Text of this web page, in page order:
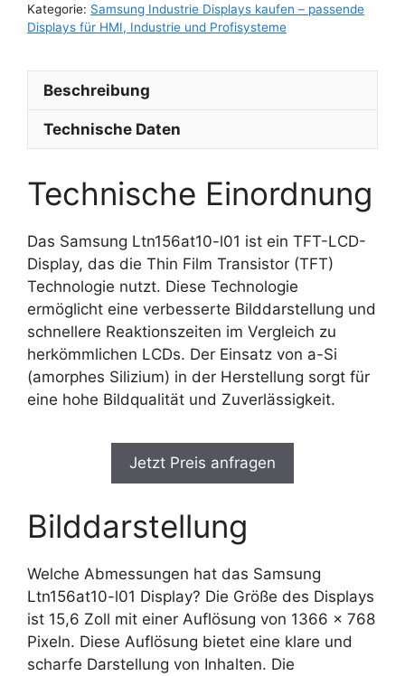
Kategorie: Samsung Industrie Displays kaufen – passende
Displays für HMI, Industrie und Profisysteme
Beschreibung
Technische Daten
Technische Einordnung
Das Samsung Ltn156at10-l01 ist ein TFT-LCD-
Display, das die Thin Film Transistor (TFT)
Technologie nutzt. Diese Technologie
ermöglicht eine verbesserte Bilddarstellung und
schnellere Reaktionszeiten im Vergleich zu
herkömmlichen LCDs. Der Einsatz von a-Si
(amorphes Silizium) in der Herstellung sorgt für
eine hohe Bildqualität und Zuverlässigkeit.
Jetzt Preis anfragen
Bilddarstellung
Welche Abmessungen hat das Samsung
Ltn156at10-l01 Display? Die Größe des Displays
ist 15,6 Zoll mit einer Auflösung von 1366 x 768
Pixeln. Diese Auflösung bietet eine klare und
scharfe Darstellung von Inhalten. Die